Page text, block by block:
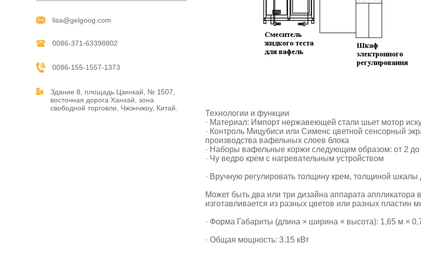
lisa@gelgoog.com
0086-371-63398802
0086-155-1557-1373
Здание 8, площадь Цзинкай, № 1507,
восточная дорога Ханхай, зона
свободной торговли, Чжэнчжоу, Китай.
Технологии и функции
· Материал: Импорт нержавеющей стали шьет мотор
· Контроль Мицубиси или Сименс цветной сенсорный
производства вафельных слоев блока
· Наборы вафельные коржи следующим образом: от 2 до
· Чу ведро крем с нагревательным устройством
· Вручную регулировать толщину крем, толщиной шкалы
Может быть два или три дизайна аппарата аппликатора
изготавливается из разных цветов или разных пластин
· Форма Габариты (длина × ширина × высота): 1,65 м ×
· Общая мощность: 3.15 кВт